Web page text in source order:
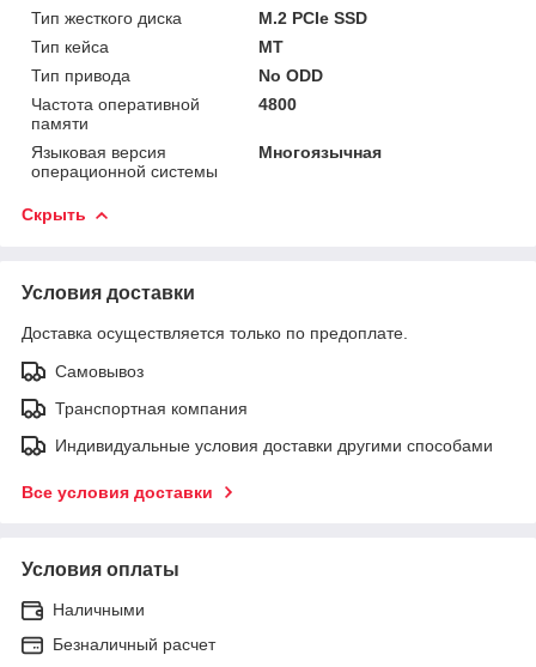
Тип жесткого диска
M.2 PCIe SSD
Тип кейса
MT
Тип привода
No ODD
Частота оперативной
памяти
4800
Языковая версия
операционной системы
Многоязычная
Скрыть
Условия доставки
Доставка осуществляется только по предоплате.
Самовывоз
Транспортная компания
Индивидуальные условия доставки другими способами
Все условия доставки
Условия оплаты
Наличными
Безналичный расчет